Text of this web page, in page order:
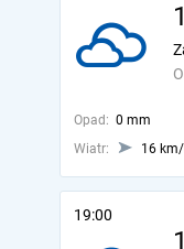
Opad: 0 mm
Wiatr:
16
19:00